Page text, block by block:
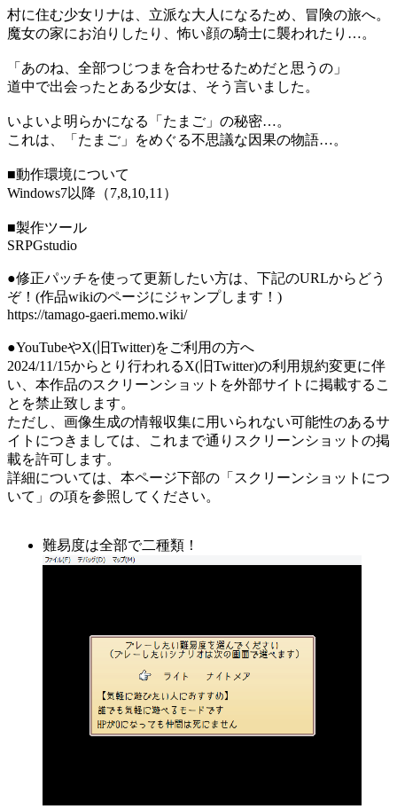
村に住む少女リナは、立派な大人になるため、冒険の旅へ。
魔女の家にお泊りしたり、怖い顔の騎士に襲われたり…。
「あのね、全部つじつまを合わせるためだと思うの」
道中で出会ったとある少女は、そう言いました。
いよいよ明らかになる「たまご」の秘密…。
これは、「たまご」をめぐる不思議な因果の物語…。
■動作環境について
Windows7以降（7,8,10,11）
■製作ツール
SRPGstudio
●修正パッチを使って更新したい方は、下記のURLからどう
ぞ！(作品wikiのページにジャンプします！)
https://tamago-gaeri.memo.wiki/
●YouTubeやX(旧Twitter)をご利用の方へ
2024/11/15からとり行われるX(旧Twitter)の利用規約変更に伴
い、本作品のスクリーンショットを外部サイトに掲載するこ
とを禁止致します。
ただし、画像生成の情報収集に用いられない可能性のあるサ
イトにつきましては、これまで通りスクリーンショットの掲
載を許可します。
詳細については、本ページ下部の「スクリーンショットにつ
いて」の項を参照してください。
難易度は全部で二種類！